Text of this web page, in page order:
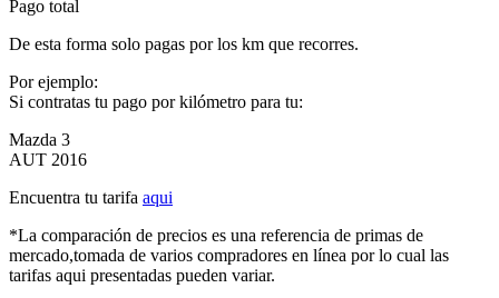
Pago total
De esta forma solo pagas por los km que recorres.
Por ejemplo:
Si contratas tu pago por kilómetro para tu:
Mazda 3
AUT 2016
Encuentra tu tarifa aqui
*La comparación de precios es una referencia de primas de
mercado,tomada de varios compradores en línea por lo cual las
tarifas aqui presentadas pueden variar.